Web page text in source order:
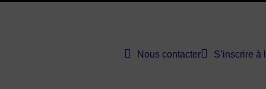
solutions entreprises Nous contacter S’inscrire à